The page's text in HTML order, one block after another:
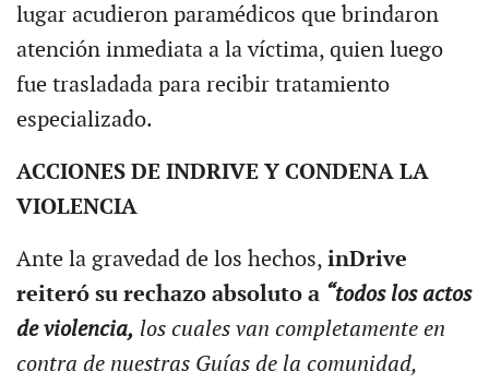
lugar acudieron paramédicos que brindaron
atención inmediata a la víctima, quien luego
fue trasladada para recibir tratamiento
especializado.
ACCIONES DE INDRIVE Y CONDENA LA
VIOLENCIA
Ante la gravedad de los hechos, inDrive
reiteró su rechazo absoluto a “todos los actos
de violencia, los cuales van completamente en
contra de nuestras Guías de la comunidad,